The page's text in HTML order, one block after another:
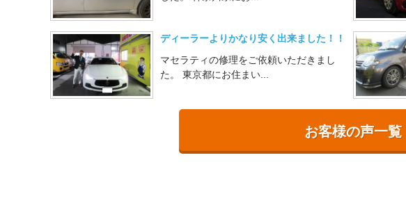
ディーラーよりかなり安く出来ました！！
マセラティの修理をご依頼いただきまし
た。 東京都にお住まい...
お客様の声一覧